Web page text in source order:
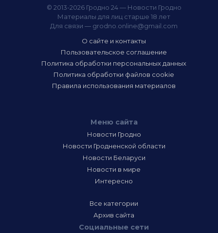
© 2013-2026 Гродно 24 — Новости Гродно
Материалы для лиц старше 18 лет
Для связи — grodno.online@gmail.com
О сайте и контакты
Пользовательское соглашение
Политика обработки персональных данных
Политика обработки файлов cookie
Правила использования материалов
Меню сайта
Новости Гродно
Новости Гродненской области
Новости Беларуси
Новости в мире
Интересно
Все категории
Архив сайта
Социальные сети